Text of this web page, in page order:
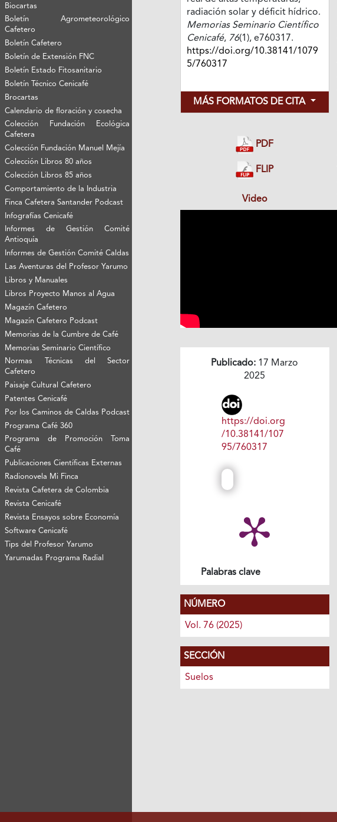
Biocartas
Boletín Agrometeorológico
Cafetero
Boletín Cafetero
Boletín de Extensión FNC
Boletín Estado Fitosanitario
Boletín Técnico Cenicafé
Brocartas
Calendario de floración y cosecha
Colección Fundación Ecológica
Cafetera
Colección Fundación Manuel Mejía
Colección Libros 80 años
Colección Libros 85 años
Comportamiento de la Industria
Finca Cafetera Santander Podcast
Infografías Cenicafé
Informes de Gestión Comité
Antioquía
Informes de Gestión Comité Caldas
Las Aventuras del Profesor Yarumo
Libros y Manuales
Libros Proyecto Manos al Agua
Magazín Cafetero
Magazín Cafetero Podcast
Memorias de la Cumbre de Café
Memorias Seminario Científico
Normas Técnicas del Sector
Cafetero
Paisaje Cultural Cafetero
Patentes Cenicafé
Por los Caminos de Caldas Podcast
Programa Café 360
Programa de Promoción Toma
Café
Publicaciones Científicas Externas
Radionovela Mi Finca
Revista Cafetera de Colombia
Revista Cenicafé
Revista Ensayos sobre Economía
Software Cenicafé
Tips del Profesor Yarumo
Yarumadas Programa Radial
radiación solar y déficit hídrico.
Memorias Seminario Científico
Cenicafé, 76(1), e760317.
https://doi.org/10.38141/1079
5/760317
MÁS FORMATOS DE CITA
PDF
FLIP
Video
Publicado: 17 Marzo
2025
https://doi.org
/10.38141/107
95/760317
Palabras clave
NÚMERO
Vol. 76 (2025)
SECCIÓN
Suelos